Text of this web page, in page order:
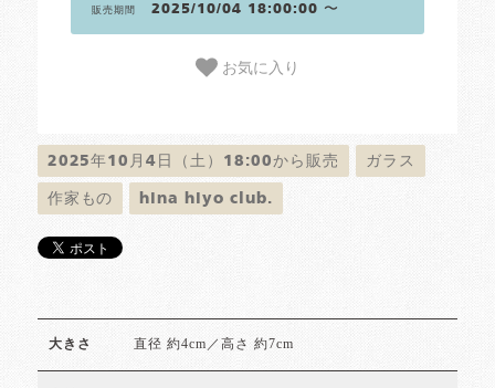
販売期間 2025/10/04 18:00:00 〜
お気に入り
2025年10月4日（土）18:00から販売 ガラス
作家もの hina hiyo club.
大きさ 直径 約4cm／高さ 約7cm